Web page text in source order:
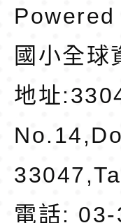
Powered
國小全球
地址:
電話: